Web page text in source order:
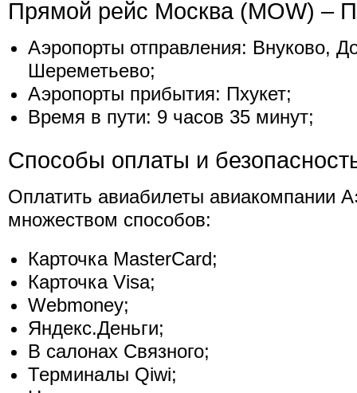
Прямой рейс Москва (MOW) –
Аэропорты отправления: Внуково,
Шереметьево;
Аэропорты прибытия: Пхукет;
Время в пути: 9 часов 35 минут;
Способы оплаты и
Оплатить авиабилеты авиакомпании
множеством способов:
Карточка MasterCard;
Карточка Visa;
Webmoney;
Яндекс.Деньги;
В салонах Связного;
Терминалы Qiwi;